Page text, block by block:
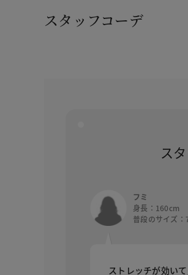
スタッフコーデ
ス
フミ
身長：160cm
普段のサイズ
ストレッチが効い